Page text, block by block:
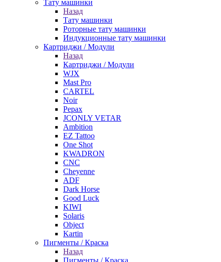
Тату машинки
Назад
Тату машинки
Роторные тату машинки
Индукционные тату машинки
Картриджи / Модули
Назад
Картриджи / Модули
WJX
Mast Pro
CARTEL
Noir
Pepax
JCONLY VETAR
Ambition
EZ Tattoo
One Shot
KWADRON
CNC
Cheyenne
ADF
Dark Horse
Good Luck
KIWI
Solaris
Object
Kartin
Пигменты / Краска
Назад
Пигменты / Краска